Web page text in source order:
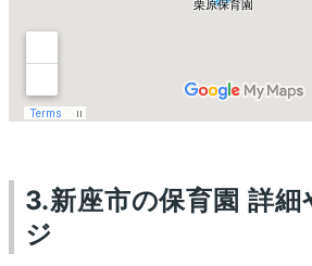
3.新座市の保育園 詳
ジ